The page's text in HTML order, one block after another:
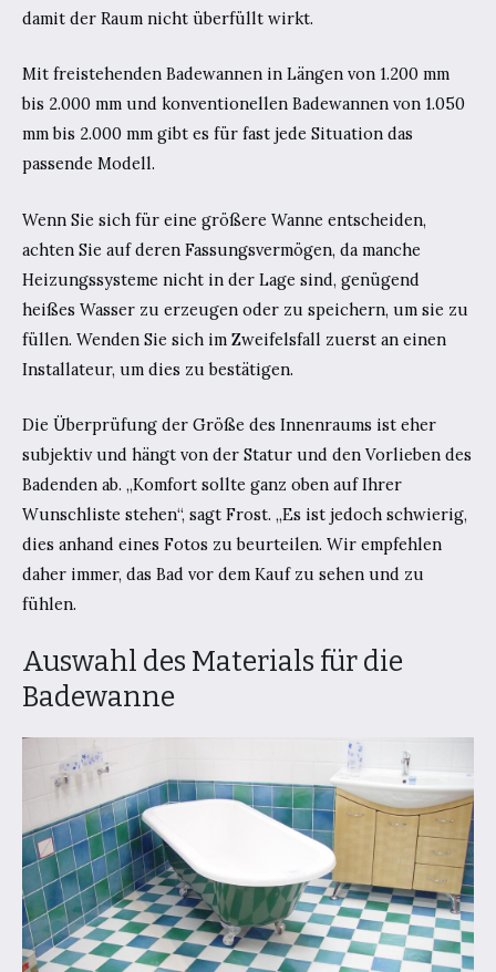
damit der Raum nicht überfüllt wirkt.
Mit freistehenden Badewannen in Längen von 1.200 mm
bis 2.000 mm und konventionellen Badewannen von 1.050
mm bis 2.000 mm gibt es für fast jede Situation das
passende Modell.
Wenn Sie sich für eine größere Wanne entscheiden,
achten Sie auf deren Fassungsvermögen, da manche
Heizungssysteme nicht in der Lage sind, genügend
heißes Wasser zu erzeugen oder zu speichern, um sie zu
füllen. Wenden Sie sich im Zweifelsfall zuerst an einen
Installateur, um dies zu bestätigen.
Die Überprüfung der Größe des Innenraums ist eher
subjektiv und hängt von der Statur und den Vorlieben des
Badenden ab. „Komfort sollte ganz oben auf Ihrer
Wunschliste stehen“, sagt Frost. „Es ist jedoch schwierig,
dies anhand eines Fotos zu beurteilen. Wir empfehlen
daher immer, das Bad vor dem Kauf zu sehen und zu
fühlen.
Auswahl des Materials für die
Badewanne